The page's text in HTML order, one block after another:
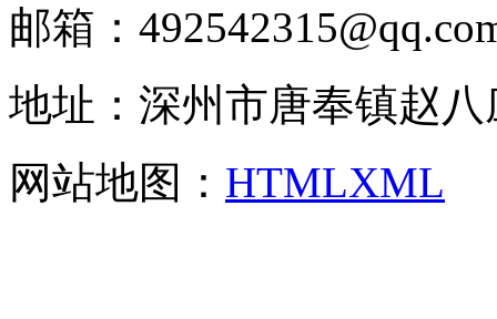
邮箱：
地址：深州市唐奉镇赵
网站地图： HTMLXML